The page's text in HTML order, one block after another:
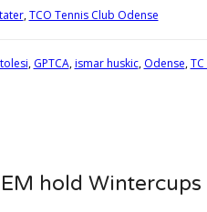
,TCO Tennis Club Odense
, GPTCA,ismar huskic, Odense,
hold